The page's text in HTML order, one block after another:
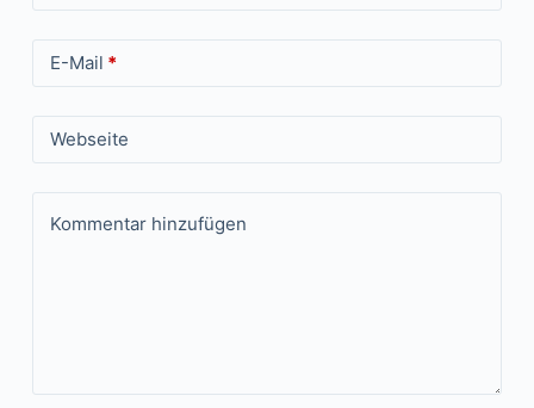
E-Mail *
Webseite
Kommentar hinzufügen